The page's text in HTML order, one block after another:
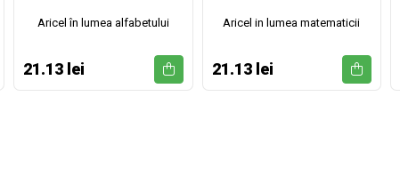
Aricel în lumea alfabetului
21.13 lei
Aricel in lumea matematicii
21.13 lei